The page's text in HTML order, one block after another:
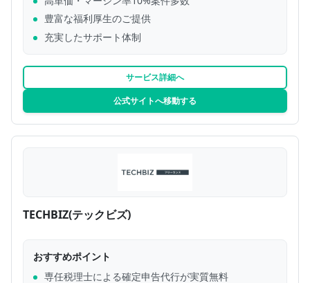
豊富な福利厚生のご提供
充実したサポート体制
サービス詳細へ
公式サイトへ移動する
TECHBIZ(テックビズ)
おすすめポイント
専任税理士による確定申告代行が実質無料